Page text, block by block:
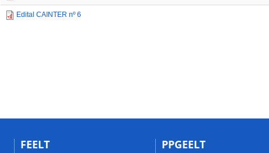
Edital CAINTER nº 6
FEELT PPGEELT